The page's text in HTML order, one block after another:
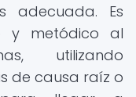
adecuada. Es
y metódico al
utilizando
de causa raíz o